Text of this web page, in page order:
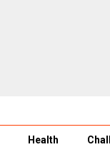
Health